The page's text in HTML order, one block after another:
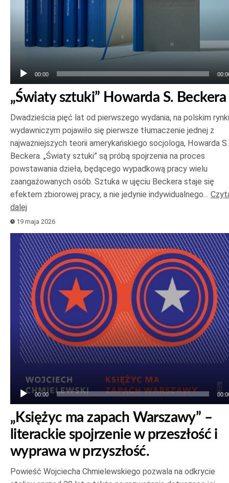
00:00
„Światy sztuki” Howarda S. Beckera
Dwadzieścia pięć lat od pierwszego wydania, na polskim
wydawniczym pojawiło się pierwsze tłumaczenie jednej z
najważniejszych teorii amerykańskiego socjologa, Howarda S.
Beckera. „Światy sztuki” są próbą spojrzenia na proces
powstawania dzieła, będącego wypadkową pracy wielu
zaangażowanych osób. Sztuka w ujęciu Beckera staje się
efektem zbiorowej pracy, a nie jedynie indywidualnego…
dalej
19 maja 2026
Odtwarzacz
plików
dźwiękowych
00:00
„Księżyc ma zapach Warszawy” –
literackie spojrzenie w przeszłość i
wyprawa w przyszłość.
Powieść Wojciecha Chmielewskiego pozwala na odkrycie